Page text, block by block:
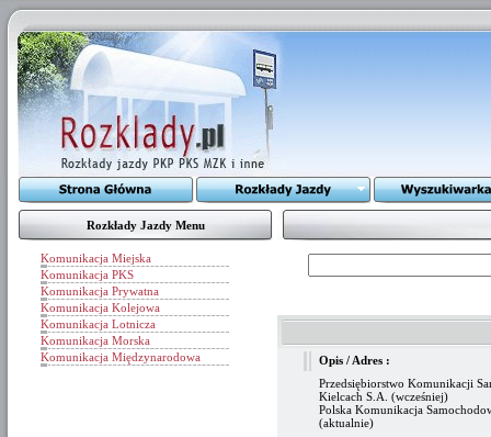
Rozkłady Jazdy Menu
Komunikacja Miejska
Komunikacja PKS
Komunikacja Prywatna
Komunikacja Kolejowa
Komunikacja Lotnicza
Komunikacja Morska
Komunikacja Międzynarodowa
Opis / Adres :
Przedsiębiorstwo Komunikacji
Kielcach S.A. (wcześniej)
Polska Komunikacja
(aktualnie)